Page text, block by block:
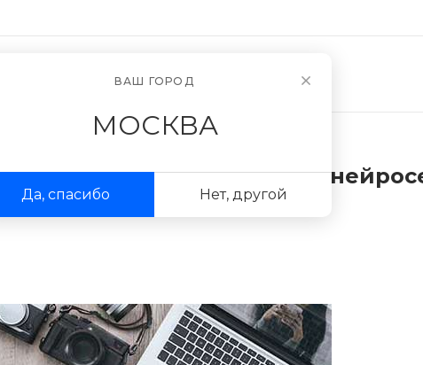
ВАШ ГОРОД
МОСКВА
Да, спасибо Нет, другой
О компании
с помощью нейросети
с помощью